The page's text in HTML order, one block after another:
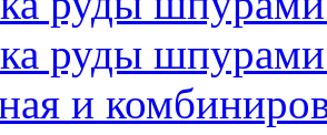
руды
и